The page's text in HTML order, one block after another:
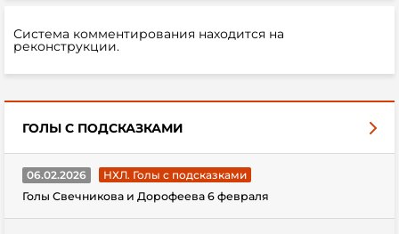
Система комментирования находится на
реконструкции.
ГОЛЫ С ПОДСКАЗКАМИ
06.02.2026
НХЛ. Голы с подсказками
Голы Свечникова и Дорофеева 6 февраля